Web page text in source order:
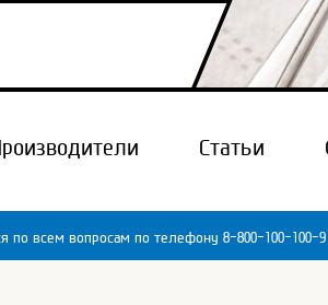
Статьи
по всем вопросам по телефону 8-800-100-100-9